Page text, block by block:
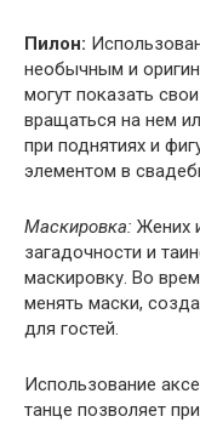
Пилон:
необычным и
могут показать
вращаться на нем
при поднятиях и
элементом в
Маскировка: Жених
загадочности и
маскировку. Во
менять маски,
для гостей.
Использование
танце позволяет